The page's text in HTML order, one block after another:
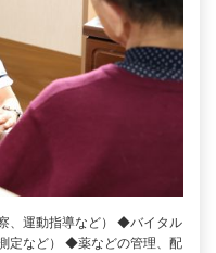
、運動指導など） ◆バイタル
定など） ◆薬などの管理、配